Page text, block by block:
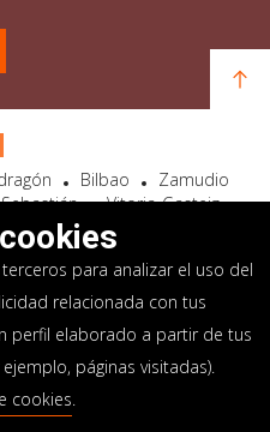
Bilbao
Zamudio
Vitoria-Gasteiz
Bidart
Mondragón
– SPAIN
para analizar el uso del
relacionada con tus
perfil elaborado a partir de tus
páginas visitadas).
cookies.